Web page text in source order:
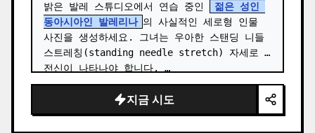
밝은 발레 스튜디오에서 연습 중인
젊은 성인
동아시아인 발레리나 의 사실적인 세로형 인물
사진을 생성하세요. 그녀는 우아한 스탠딩 니들
스트레칭(standing needle stretch) 자세로
전신이 나타나야 합니다. …
지금 시도